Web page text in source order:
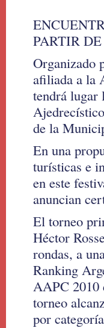
PARTIR
Organizado
afiliada a la
tendrá lugar
de la
En una
turísticas e
en este
anuncian
El torneo
Héctor
rondas, a
Ranking
AAPC 2010
torneo
por